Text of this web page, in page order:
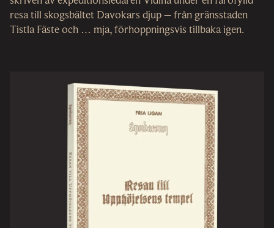
resa till skogsbältet Davokars djup – från gränsstaden
Tistla Fäste och … mja, förhoppningsvis tillbaka igen.